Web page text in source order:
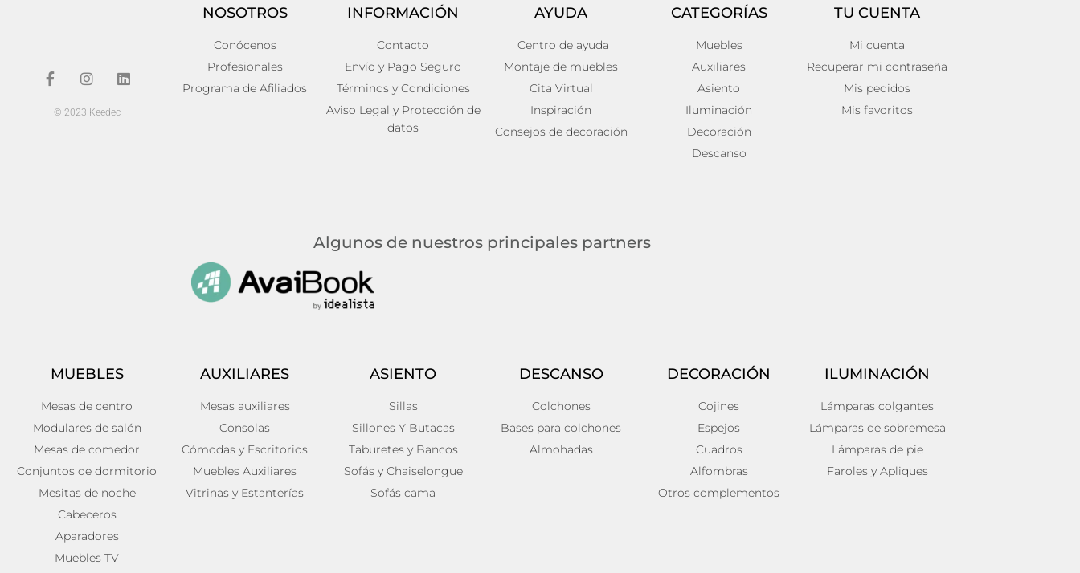
Lámpara de techo Hierro Industrial
146,00
Lámpara de techo Ratán
Contemporáneo 56x56x27
© 2023 Keedec
NOSOTROS
Conócenos
Profesionales
Programa de Afiliados
INFORMACIÓN
Contacto
Envío y Pago Seguro
Términos y Condiciones
Aviso Legal y Protección de
datos
AYUDA
Centro de ayuda
Montaje de muebles
Cita Virtual
Inspiración
Consejos de decoración
CATEGORÍAS
Muebles
Auxiliares
Asiento
Iluminación
Decoración
Descanso
TU CUENTA
Mi cuenta
Recuperar mi contraseña
Mis pedidos
Mis favoritos
Algunos de nuestros principales partners
MUEBLES
Mesas de centro
Modulares de salón
Mesas de comedor
Conjuntos de dormitorio
Mesitas de noche
Cabeceros
Aparadores
Muebles TV
AUXILIARES
Mesas auxiliares
Consolas
Cómodas y Escritorios
Muebles Auxiliares
Vitrinas y Estanterías
ASIENTO
Sillas
Sillones Y Butacas
Taburetes y Bancos
Sofás y Chaiselongue
Sofás cama
DESCANSO
Colchones
Bases para colchones
Almohadas
DECORACIÓN
Cojines
Espejos
Cuadros
Alfombras
Otros complementos
ILUMINACIÓN
Lámparas colgantes
Lámparas de sobremesa
Lámparas de pie
Faroles y Apliques